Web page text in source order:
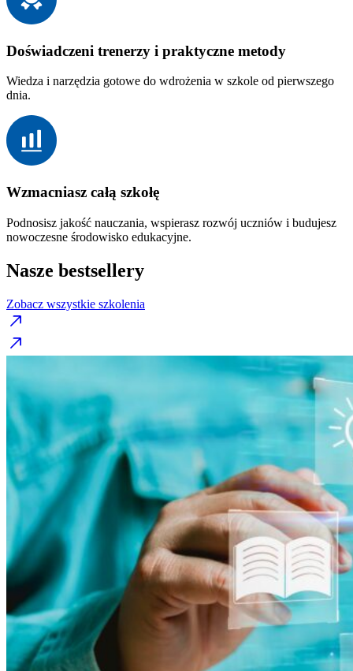
Doświadczeni trenerzy i praktyczne metody
Wiedza i narzędzia gotowe do wdrożenia w szkole od pierwszego
dnia.
Wzmacniasz całą szkołę
Podnosisz jakość nauczania, wspierasz rozwój uczniów i budujesz
nowoczesne środowisko edukacyjne.
Nasze bestsellery
Zobacz wszystkie szkolenia